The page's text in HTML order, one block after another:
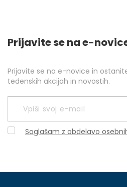
Prijavite se na e-
Prijavite se na e-novice in
tedenskih akcijah in novostih.
Soglašam z obdelavo